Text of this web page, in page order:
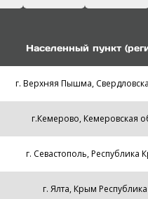
Населенный пункт
г. Верхняя Пышма,
г.Кемерово, Кемеровская
г. Севастополь, Республика
г. Ялта, Крым Республика